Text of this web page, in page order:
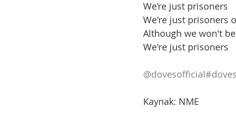
We’re just prisoners
We're just prisoners
Although we won't
We're just prisoners
@dovesofficial#doves
Kaynak: NME